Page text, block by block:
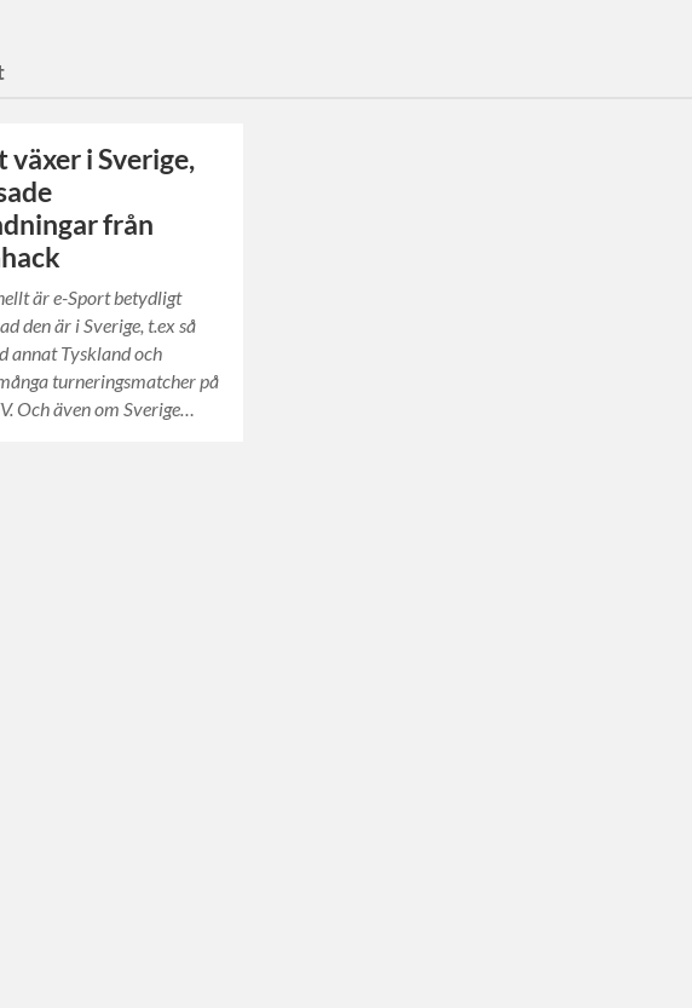
växer i Sverige,
från
är e-Sport betydligt
den är i Sverige, t.ex så
annat Tyskland och
turneringsmatcher på
Och även om Sverige…